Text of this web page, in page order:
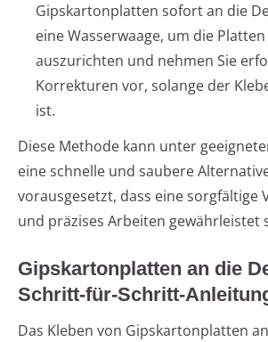
Gipskartonplatten sofort an die
eine Wasserwaage, um die
auszurichten und nehmen Sie
Korrekturen vor, solange der
ist.
Diese Methode kann unter
eine schnelle und saubere
vorausgesetzt, dass eine sorgfältige
und präzises Arbeiten gewährleistet
Gipskartonplatten an die
Schritt-für-Schritt-
Das Kleben von Gipskartonplatten